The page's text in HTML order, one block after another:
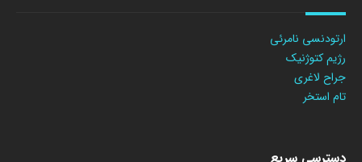
ارتودنسی نامرئی
رژیم کتوژنیک
جراح لاغری
تام استخر